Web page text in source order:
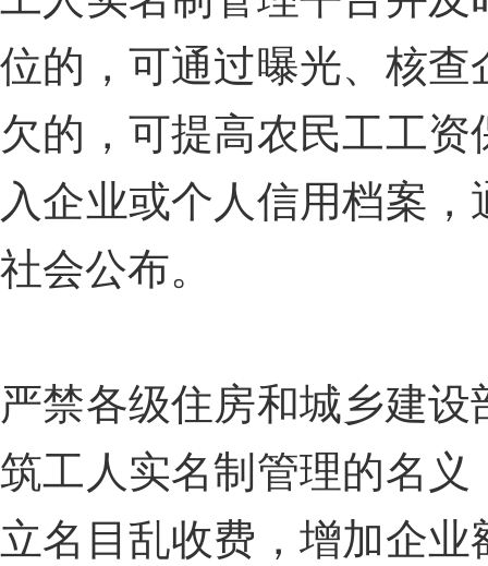
位的，可通过曝光、核
欠的，可提高农民工工
入企业或个人信用档案
社会公布。
严禁各级住房和城乡建
筑工人实名制管理的名
立名目乱收费，增加企